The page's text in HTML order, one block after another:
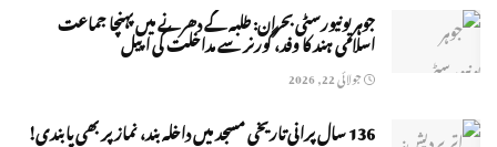
جوہر یونیورسٹی بحران: طلبہ کے دھرنے میں پہنچا جماعت
اسلامی ہند کا وفد، گورنر سے مداخلت کی اپیل
جولائی 22, 2026
136 سال پرانی تاریخی مسجد میں داخلہ بند، نماز پر بھی پابندی!